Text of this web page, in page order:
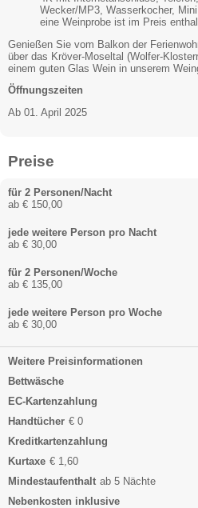
Wecker/MP3, Wasserkocher, Mini
eine Weinprobe ist im Preis
Genießen Sie vom Balkon der
über das Kröver-Moseltal (Wolfer-
einem guten Glas Wein in unserem
Öffnungszeiten
Ab 01. April 2025
Preise
für 2 Personen/Nacht
ab € 150,00
jede weitere Person pro Nacht
ab € 30,00
für 2 Personen/Woche
ab € 135,00
jede weitere Person pro Woche
ab € 30,00
Weitere Preisinformationen
Bettwäsche
EC-Kartenzahlung
Handtücher € 0
Kreditkartenzahlung
Kurtaxe € 1,60
Mindestaufenthalt ab 5 Nächte
Nebenkosten inklusive